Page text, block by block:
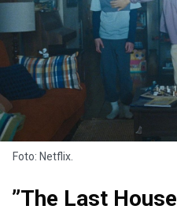
Foto: Netflix.
”The Last